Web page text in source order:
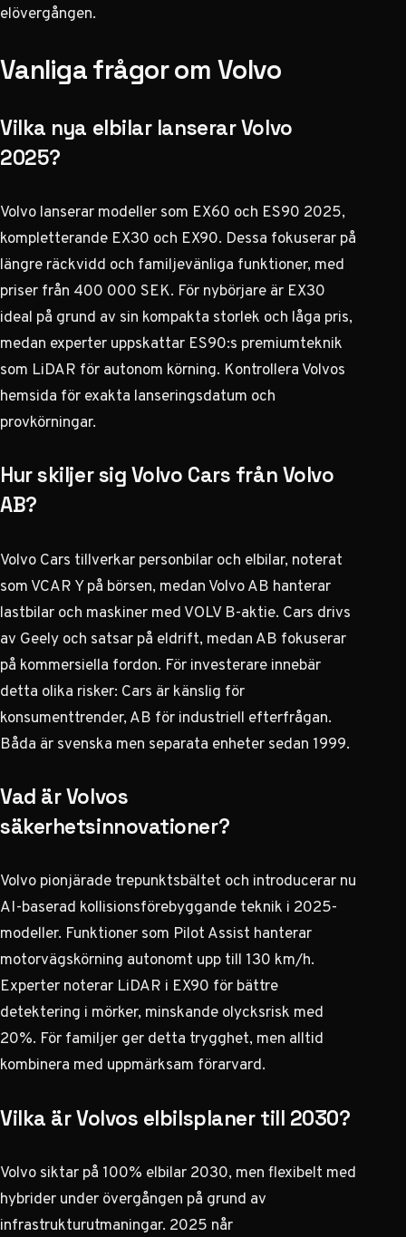
elövergången.
Vanliga frågor om Volvo
Vilka nya elbilar lanserar Volvo
2025?
Volvo lanserar modeller som EX60 och ES90 2025,
kompletterande EX30 och EX90. Dessa fokuserar på
längre räckvidd och familjevänliga funktioner, med
priser från 400 000 SEK. För nybörjare är EX30
ideal på grund av sin kompakta storlek och låga pris,
medan experter uppskattar ES90:s premiumteknik
som LiDAR för autonom körning. Kontrollera Volvos
hemsida för exakta lanseringsdatum och
provkörningar.
Hur skiljer sig Volvo Cars från Volvo
AB?
Volvo Cars tillverkar personbilar och elbilar, noterat
som VCAR Y på börsen, medan Volvo AB hanterar
lastbilar och maskiner med VOLV B-aktie. Cars drivs
av Geely och satsar på eldrift, medan AB fokuserar
på kommersiella fordon. För investerare innebär
detta olika risker: Cars är känslig för
konsumenttrender, AB för industriell efterfrågan.
Båda är svenska men separata enheter sedan 1999.
Vad är Volvos
säkerhetsinnovationer?
Volvo pionjärade trepunktsbältet och introducerar nu
AI-baserad kollisionsförebyggande teknik i 2025-
modeller. Funktioner som Pilot Assist hanterar
motorvägskörning autonomt upp till 130 km/h.
Experter noterar LiDAR i EX90 för bättre
detektering i mörker, minskande olycksrisk med
20%. För familjer ger detta trygghet, men alltid
kombinera med uppmärksam förarvard.
Vilka är Volvos elbilsplaner till 2030?
Volvo siktar på 100% elbilar 2030, men flexibelt med
hybrider under övergången på grund av
infrastrukturutmaningar. 2025 når